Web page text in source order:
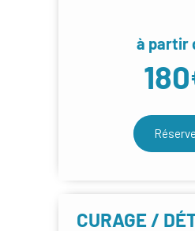
à partir
CURAGE /